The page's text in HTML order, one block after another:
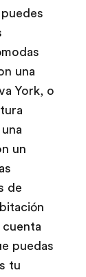
una
York, o
un
de
puedas
tu